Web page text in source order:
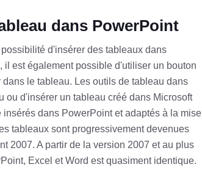
dans PowerPoint
d'insérer des tableaux dans
il est également possible d'utiliser un bouton
le tableau. Les outils de tableau dans
d'insérer un tableau créé dans Microsoft
dans PowerPoint et adaptés à la mise
tableaux sont progressivement devenues
2007. A partir de la version 2007 et au plus
Excel et Word est quasiment identique.